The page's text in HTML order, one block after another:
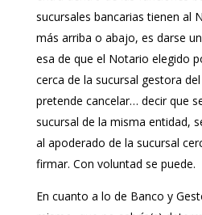
sucursales bancarias tienen al
más arriba o abajo, es darse
esa de que el Notario elegido
cerca de la sucursal gestora
pretende cancelar… decir que
sucursal de la misma entidad,
al apoderado de la sucursal
firmar. Con voluntad se puede.
En cuanto a lo de Banco y